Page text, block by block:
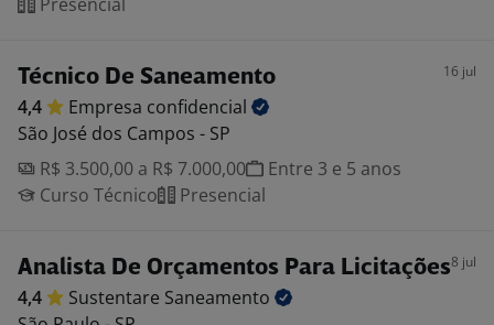
Técnico De Saneamento 16 jul
4,4 Empresa confidencial
São José dos Campos - SP
R$ 3.500,00 a R$ 7.000,00
Entre 3 e 5 anos
Curso Técnico
Presencial
Analista De Orçamentos Para Licitações8 jul
4,4 Sustentare Saneamento